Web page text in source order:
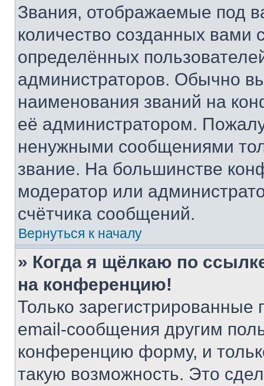
Звания, отображаемые под
количество созданных
определённых
администраторов. Обычно
наименования званий на
её администратором.
ненужными сообщениями
звание. На большинстве
модератор или
счётчика сообщений.
Вернуться к началу
» Когда я щёлкаю по
на конференцию!
Только зарегистрированные
email-сообщения другим
конференцию форму, и
такую возможность. Это